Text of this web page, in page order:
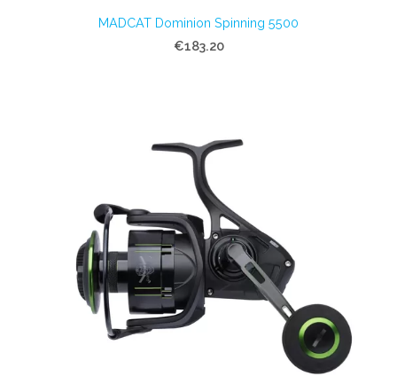
MADCAT Dominion Spinning 5500
€183.20